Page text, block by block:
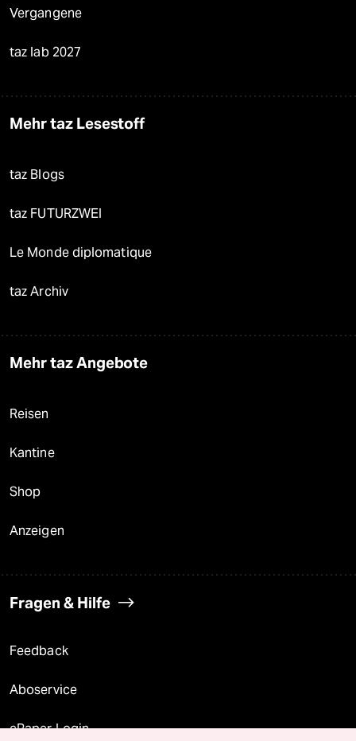
Vergangene
taz lab 2027
Mehr taz Lesestoff
taz Blogs
taz FUTURZWEI
Le Monde diplomatique
taz Archiv
Mehr taz Angebote
Reisen
Kantine
Shop
Anzeigen
Fragen & Hilfe
Feedback
Aboservice
ePaper Login